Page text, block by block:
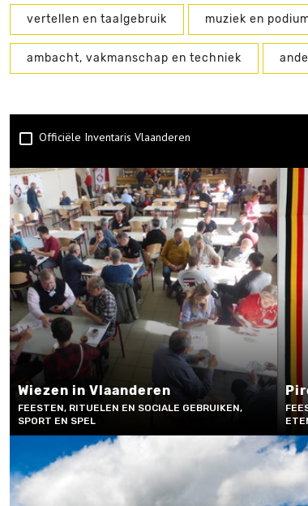
vertellen en taalgebruik muziek en
ambacht, vakmanschap en techniek
Officiële Inventaris Vlaanderen
Wiezen in Vlaanderen
FEESTEN, RITUELEN EN SOCIALE GEBRUIKEN,
SPORT EN SPEL